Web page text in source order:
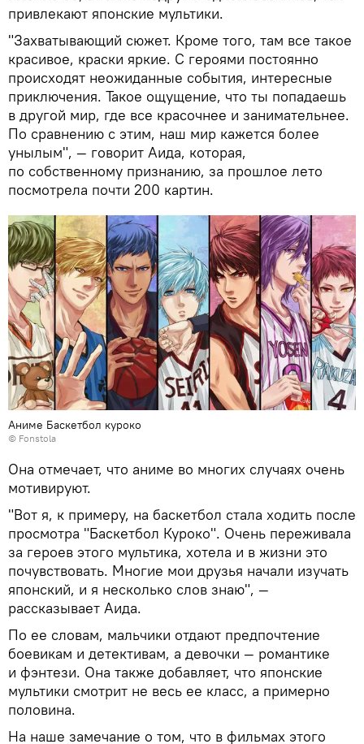
привлекают японские мультики.
"Захватывающий сюжет. Кроме того, там все такое
красивое, краски яркие. С героями постоянно
происходят неожиданные события, интересные
приключения. Такое ощущение, что ты попадаешь
в другой мир, где все красочнее и занимательнее.
По сравнению с этим, наш мир кажется более
унылым", — говорит Аида, которая,
по собственному признанию, за прошлое лето
посмотрела почти 200 картин.
Аниме Баскетбол куроко
© Fonstola
Она отмечает, что аниме во многих случаях очень
мотивируют.
"Вот я, к примеру, на баскетбол стала ходить после
просмотра "Баскетбол Куроко". Очень переживала
за героев этого мультика, хотела и в жизни это
почувствовать. Многие мои друзья начали изучать
японский, и я несколько слов знаю", —
рассказывает Аида.
По ее словам, мальчики отдают предпочтение
боевикам и детективам, а девочки — романтике
и фэнтези. Она также добавляет, что японские
мультики смотрит не весь ее класс, а примерно
половина.
На наше замечание о том, что в фильмах этого